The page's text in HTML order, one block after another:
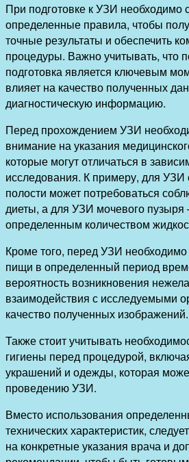
При подготовке к УЗИ необходимо
определенные правила, чтобы
точные результаты и обеспечить
процедуры. Важно учитывать, что
подготовка является ключевым
влияет на качество полученных
диагностическую информацию.
Перед прохождением УЗИ
внимание на указания
которые могут отличаться в
исследования. К примеру, для
полости может потребоваться
диеты, а для УЗИ мочевого
определенным количеством
Кроме того, перед УЗИ необходимо
пищи в определенный период
вероятность возникновения
взаимодействия с исследуемыми
качество полученных изображений.
Также стоит учитывать
гигиены перед процедурой,
украшений и одежды, которая
проведению УЗИ.
Вместо использования
технических характеристик,
на конкретные указания врача и